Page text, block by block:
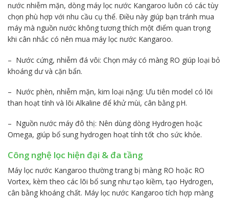
nước nhiễm mặn, dòng máy lọc nước Kangaroo luôn có các tùy
chọn phù hợp với nhu cầu cụ thể. Điều này giúp bạn tránh mua
máy mà nguồn nước không tương thích một điểm quan trọng
khi cân nhắc có nên mua máy lọc nước Kangaroo.
– Nước cứng, nhiễm đá vôi: Chọn máy có màng RO giúp loại bỏ
khoáng dư và cặn bẩn.
– Nước phèn, nhiễm mặn, kim loại nặng: Ưu tiên model có lõi
than hoạt tính và lõi Alkaline để khử mùi, cân bằng pH.
– Nguồn nước máy đô thị: Nên dùng dòng Hydrogen hoặc
Omega, giúp bổ sung hydrogen hoạt tính tốt cho sức khỏe.
Công nghệ lọc hiện đại & đa tầng
Máy lọc nước Kangaroo thường trang bị màng RO hoặc RO
Vortex, kèm theo các lõi bổ sung như tạo kiềm, tạo Hydrogen,
cân bằng khoáng chất. Máy lọc nước Kangaroo tích hợp màng